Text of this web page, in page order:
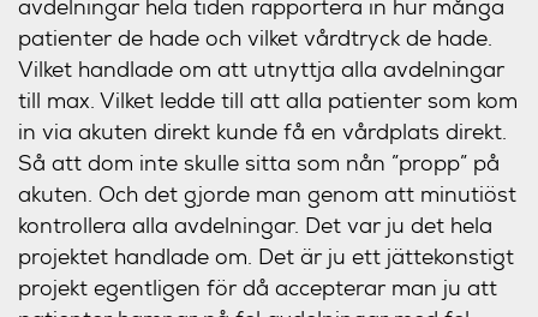
avdelningar hela tiden rapportera in hur många
patienter de hade och vilket vårdtryck de hade.
Vilket handlade om att utnyttja alla avdelningar
till max. Vilket ledde till att alla patienter som kom
in via akuten direkt kunde få en vårdplats direkt.
Så att dom inte skulle sitta som nån ”propp” på
akuten. Och det gjorde man genom att minutiöst
kontrollera alla avdelningar. Det var ju det hela
projektet handlade om. Det är ju ett jättekonstigt
projekt egentligen för då accepterar man ju att